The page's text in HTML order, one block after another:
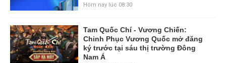
Hôm nay lúc 08:30
Tam Quốc Chí - Vương Chiến:
Chinh Phục Vương Quốc mở đăng
ký trước tại sáu thị trường Đông
Nam Á